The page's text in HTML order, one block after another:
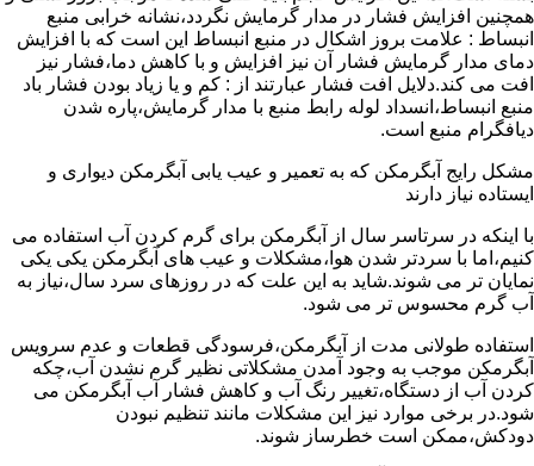
همچنین افزایش فشار در مدار گرمایش نگردد،نشانه خرابی منبع
انبساط : علامت بروز اشکال در منبع انبساط این است که با افزایش
دمای مدار گرمایش فشار آن نیز افزایش و با کاهش دما،فشار نیز
افت می کند.دلایل افت فشار عبارتند از : کم و یا زیاد بودن فشار باد
منبع انبساط،انسداد لوله رابط منبع با مدار گرمایش،پاره شدن
دیافگرام منبع است.
مشکل رایج آبگرمکن که به تعمیر و عیب یابی آبگرمکن دیواری و
ایستاده نیاز دارند
با اینکه در سرتاسر سال از آبگرمکن برای گرم کردن آب استفاده می
کنیم،اما با سردتر شدن هوا،مشکلات و عیب های آبگرمکن یکی یکی
نمایان تر می شوند.شاید به این علت که در روزهای سرد سال،نیاز به
آب گرم محسوس تر می شود.
استفاده طولانی مدت از آبگرمکن،فرسودگی قطعات و عدم سرویس
آبگرمکن موجب به وجود آمدن مشکلاتی نظیر گرم نشدن آب،چکه
کردن آب از دستگاه،تغییر رنگ آب و کاهش فشار آب آبگرمکن می
شود.در برخی موارد نیز این مشکلات مانند تنظیم نبودن
دودکش،ممکن است خطرساز شوند.